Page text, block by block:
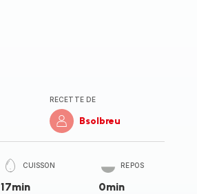
RECETTE DE
Bsolbreu
CUISSON
17min
REPOS
0min